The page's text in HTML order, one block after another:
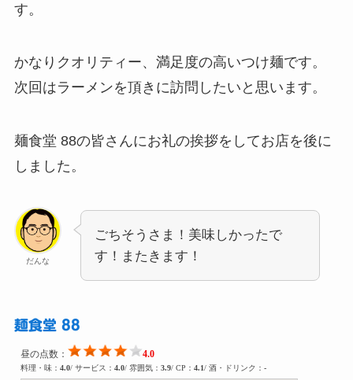
す。
かなりクオリティー、満足度の高いつけ麺です。
次回はラーメンを頂きに訪問したいと思います。
麺食堂 88の皆さんにお礼の挨拶をしてお店を後に
しました。
だんな
ごちそうさま！美味しかったで
す！またきます！
麺食堂 88